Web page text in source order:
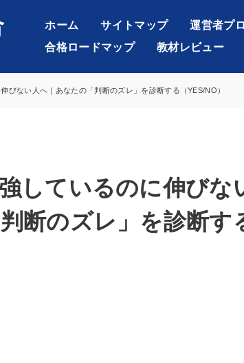
ホーム サイトマップ 運営者プ
合格ロードマップ
教材レビュー
びない人へ｜あなたの「判断のズレ」を診断する（YES/NO）
しているのに伸びな
断のズレ」を診断す